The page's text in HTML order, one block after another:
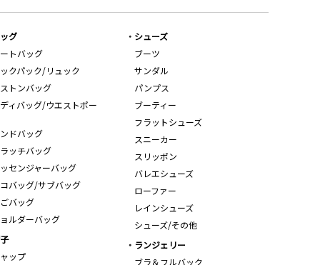
グ
トバッグ
クパック/リュック
トンバッグ
ィバッグ/ウエストポー
ドバッグ
ッチバッグ
センジャーバッグ
バッグ/サブバッグ
バッグ
ルダーバッグ
シューズ
ブーツ
サンダル
パンプス
ブーティー
フラットシューズ
スニーカー
スリッポン
バレエシューズ
ローファー
レインシューズ
シューズ/その他
ップ
ランジェリー
ブラ＆フルバック